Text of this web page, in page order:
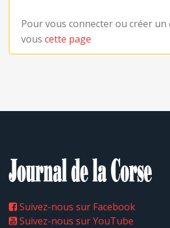
Pour vous connecter ou créer un
vous cette page
Suivez-nous sur Facebook
Suivez-nous sur YouTube